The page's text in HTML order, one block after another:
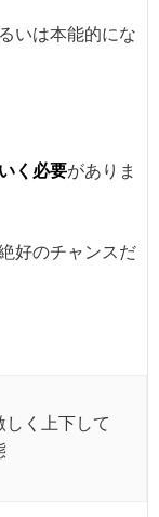
いは本能的にな
く必要がありま
好のチャンスだ
く上下して